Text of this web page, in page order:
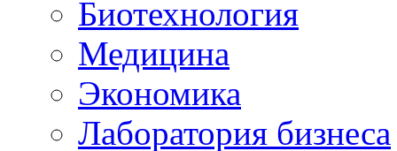
Биотехнология
Медицина
Экономика
Лаборатория бизнеса